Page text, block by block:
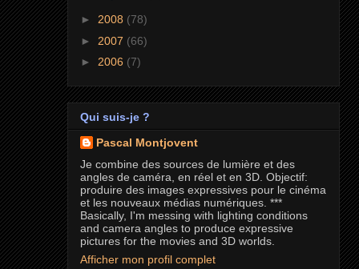
► 2008 (78)
► 2007 (66)
► 2006 (7)
Qui suis-je ?
Pascal Montjovent
Je combine des sources de lumière et des
angles de caméra, en réel et en 3D. Objectif:
produire des images expressives pour le cinéma
et les nouveaux médias numériques. ***
Basically, I'm messing with lighting conditions
and camera angles to produce expressive
pictures for the movies and 3D worlds.
Afficher mon profil complet